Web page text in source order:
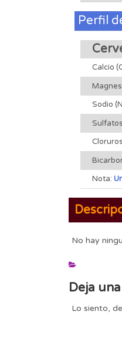
Perfil
Calcio
Sodio
Nota:
No hay
Deja
Lo siento,